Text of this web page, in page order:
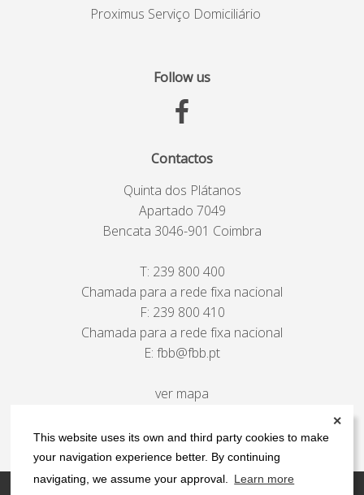
This website uses its own and third party cookies to make
your navigation experience better. By continuing
navigating, we assume your approval.
Learn more
✕
Proximus Serviço Domiciliário
Follow us
Contactos
Quinta dos Plátanos
Apartado 7049
Bencata 3046-901 Coimbra
T: 239 800 400
Chamada para a rede fixa nacional
F: 239 800 410
Chamada para a rede fixa nacional
E: fbb@fbb.pt
ver mapa